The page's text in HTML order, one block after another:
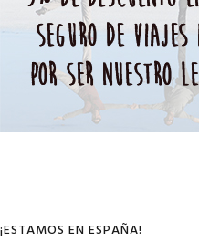
¡ESTAMOS EN ESPAÑA!